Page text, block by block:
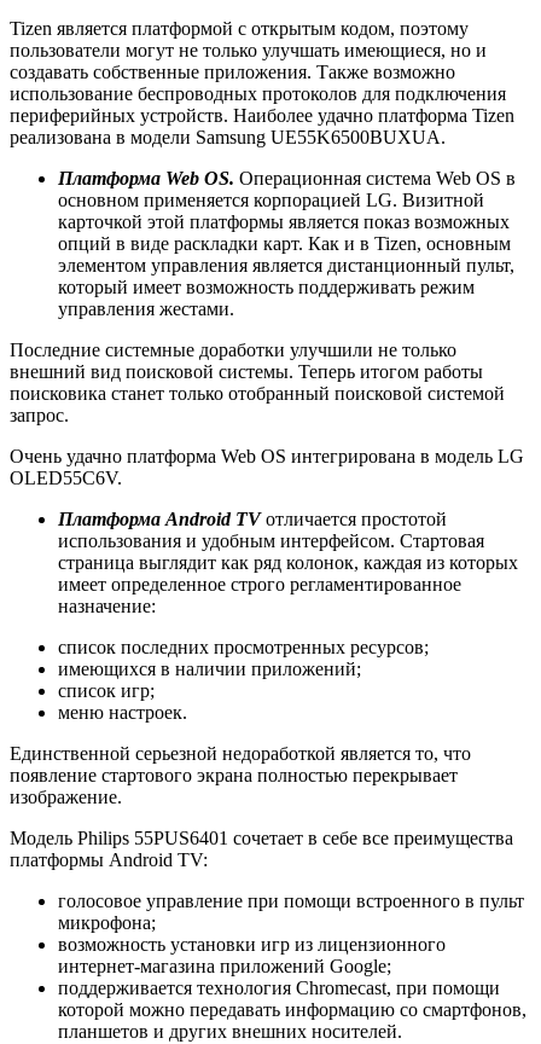
Tizen является платформой с открытым кодом, поэтому
пользователи могут не только улучшать имеющиеся, но и
создавать собственные приложения. Также возможно
использование беспроводных протоколов для подключения
периферийных устройств. Наиболее удачно платформа Tizen
реализована в модели Samsung UE55K6500BUXUA.
Платформа Web OS. Операционная система Web OS в
основном применяется корпорацией LG. Визитной
карточкой этой платформы является показ возможных
опций в виде раскладки карт. Как и в Tizen, основным
элементом управления является дистанционный пульт,
который имеет возможность поддерживать режим
управления жестами.
Последние системные доработки улучшили не только
внешний вид поисковой системы. Теперь итогом работы
поисковика станет только отобранный поисковой системой
запрос.
Очень удачно платформа Web OS интегрирована в модель LG
OLED55C6V.
Платформа Android TVотличается простотой
использования и удобным интерфейсом. Стартовая
страница выглядит как ряд колонок, каждая из которых
имеет определенное строго регламентированное
назначение:
список последних просмотренных ресурсов;
имеющихся в наличии приложений;
список игр;
меню настроек.
Единственной серьезной недоработкой является то, что
появление стартового экрана полностью перекрывает
изображение.
Модель Philips 55PUS6401 сочетает в себе все преимущества
платформы Android TV:
голосовое управление при помощи встроенного в пульт
микрофона;
возможность установки игр из лицензионного
интернет-магазина приложений Google;
поддерживается технология Chromecast, при помощи
которой можно передавать информацию со смартфонов,
планшетов и других внешних носителей.